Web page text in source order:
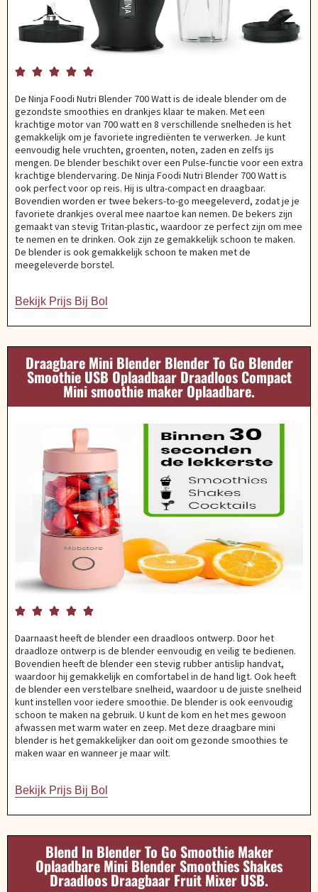
    
De Ninja Foodi Nutri Blender 700 Watt is de ideale blender om de
gezondste smoothies en drankjes klaar te maken. Met een
krachtige motor van 700 watt en 8 verschillende snelheden is het
gemakkelijk om je favoriete ingrediënten te verwerken. Je kunt
eenvoudig hele vruchten, groenten, noten, zaden en zelfs ijs
mengen. De blender beschikt over een Pulse-functie voor een extra
krachtige blendervaring. De Ninja Foodi Nutri Blender 700 Watt is
ook perfect voor op reis. Hij is ultra-compact en draagbaar.
Bovendien worden er twee bekers-to-go meegeleverd, zodat je je
favoriete drankjes overal mee naartoe kan nemen. De bekers zijn
gemaakt van stevig Tritan-plastic, waardoor ze perfect zijn om mee
te nemen en te drinken. Ook zijn ze gemakkelijk schoon te maken.
De blender is ook gemakkelijk schoon te maken met de
meegeleverde borstel.
Bekijk Prijs Bij Bol
Draagbare Mini Blender Blender To Go Blender
Smoothie USB Oplaadbaar Draadloos Compact
Mini smoothie maker Oplaadbare.
    
Daarnaast heeft de blender een draadloos ontwerp. Door het
draadloze ontwerp is de blender eenvoudig en veilig te bedienen.
Bovendien heeft de blender een stevig rubber antislip handvat,
waardoor hij gemakkelijk en comfortabel in de hand ligt. Ook heeft
de blender een verstelbare snelheid, waardoor u de juiste snelheid
kunt instellen voor iedere smoothie. De blender is ook eenvoudig
schoon te maken na gebruik. U kunt de kom en het mes gewoon
afwassen met warm water en zeep. Met deze draagbare mini
blender is het gemakkelijker dan ooit om gezonde smoothies te
maken waar en wanneer je maar wilt.
Bekijk Prijs Bij Bol
Blend In Blender To Go Smoothie Maker
Oplaadbare Mini Blender Smoothies Shakes
Draadloos Draagbaar Fruit Mixer USB.